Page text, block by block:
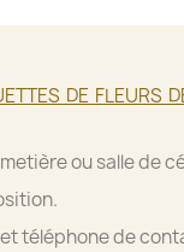
DE FLEURS
ou salle de
téléphone de